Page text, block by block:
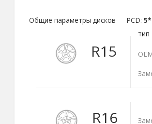
Общие параметры дисков PCD:
R15
тип
R16